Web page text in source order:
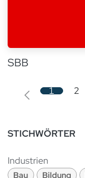
SBB
1 2
STICHWÖRTER
Industrien
Bau Bildung